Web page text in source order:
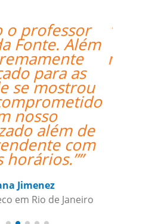
é muito
e o Skype
ter acesso
onde quer
esteja.””
Ismael Meguigy
Árabe em Aracaju